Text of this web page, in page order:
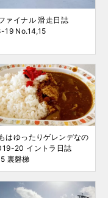
ァイナル 滑走日誌
19 No.14,15
はゆったりゲレンデなの
20 イントラ日誌
裏磐梯